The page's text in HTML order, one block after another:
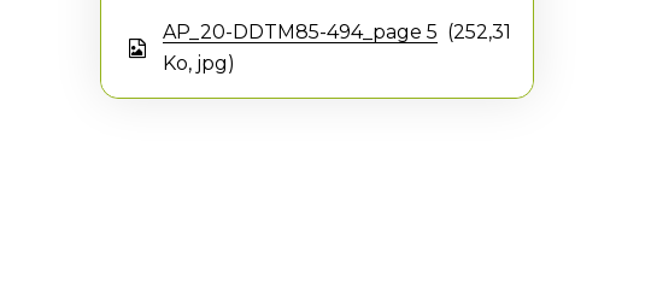
AP_20-DDTM85-494_page 5
252,31
Ko, jpg